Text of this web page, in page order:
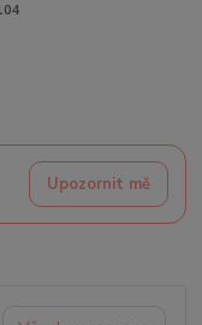
Upozornit mě